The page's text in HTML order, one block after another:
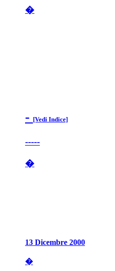
�
- [Vedi Indice]
-----
�
13 Dicembre 2000
�